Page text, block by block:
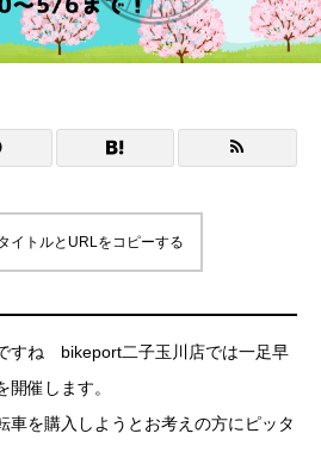
イトルとURLをコピーする
すね bikeport二子玉川店では一足早
開催します。
車を購入しようとお考えの方にピッタ